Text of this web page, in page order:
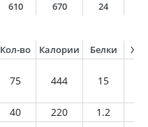
610 670 24
Кол-во Калории Белки
75 444 15
40 220 1.2